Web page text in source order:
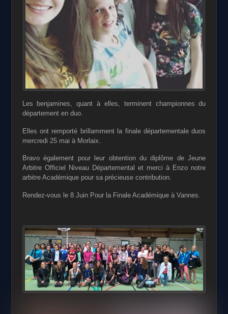
Les benjamines, quant à elles, terminent championnes du
département en duo.
Elles ont remporté brillamment la finale départementale duos
mercredi 25 mai à Morlaix.
Bravo également pour leur obtention du diplôme de Jeune
Arbitre Officiel Niveau Départemental et merci à Enzo notre
arbitre Académique pour sa précieuse contribution.
Rendez-vous le 8 Juin Pour la Finale Académique à Vannes.